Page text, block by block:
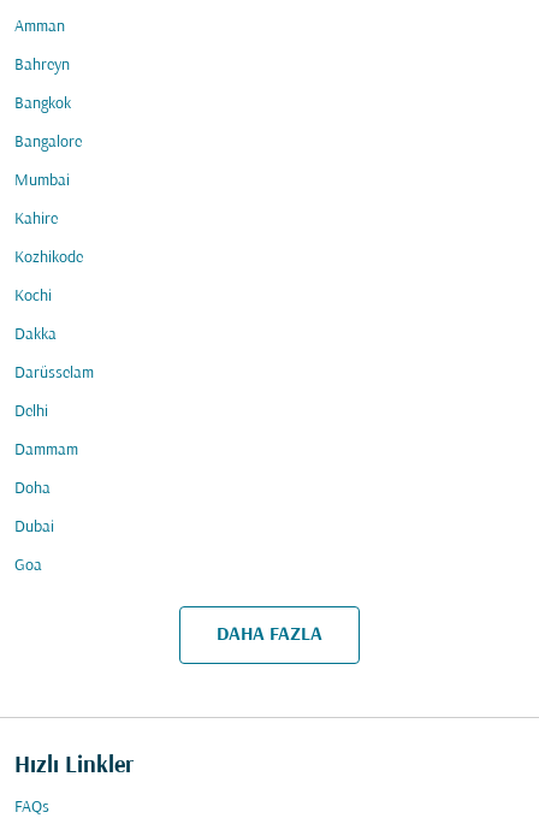
Amman
Bahreyn
Bangkok
Bangalore
Mumbai
Kahire
Kozhikode
Kochi
Dakka
Darüsselam
Delhi
Dammam
Doha
Dubai
Goa
DAHA FAZLA
Hızlı Linkler
FAQs